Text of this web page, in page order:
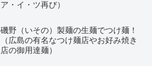
ア・イ・ツ再び）
磯野（いその）製麺の生麺でつけ麺！
（広島の有名なつけ麺店やお好み焼き
店の御用達麺）